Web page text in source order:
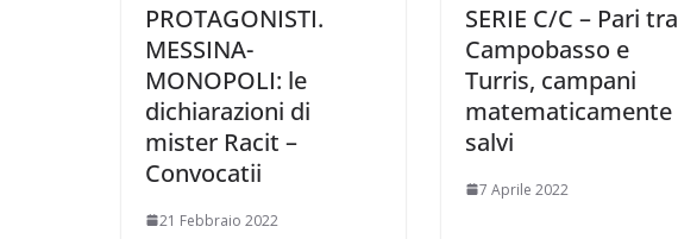
PROTAGONISTI.
MESSINA-
MONOPOLI: le
dichiarazioni di
mister Racit –
Convocatii
21 Febbraio 2022
SERIE C/C – Pari tra
Campobasso e
Turris, campani
matematicamente
salvi
7 Aprile 2022